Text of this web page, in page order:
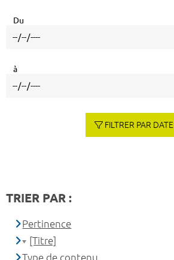
Du
à
FILTRER PAR DATE
TRIER PAR :
Pertinence
[Titre]
Type de contenu